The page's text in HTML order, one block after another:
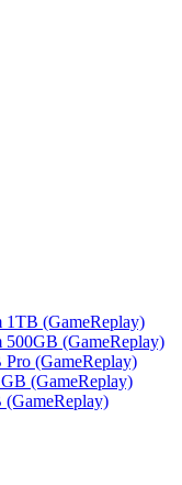
1TB (GameReplay)
500GB (GameReplay)
(GameReplay)
(GameReplay)
(GameReplay)